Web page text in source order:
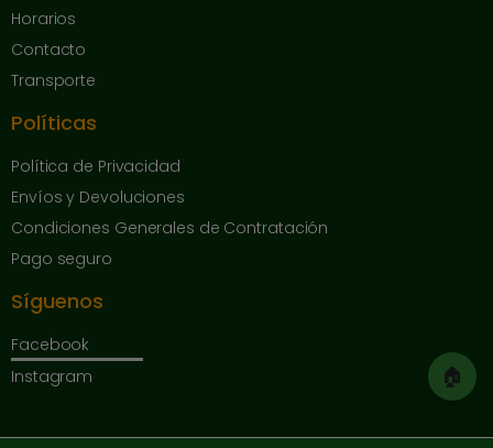
🏠
Horarios
Contacto
Transporte
Políticas
Política de Privacidad
Envíos y Devoluciones
Condiciones Generales de Contratación
Pago seguro
Síguenos
Facebook
Instagram